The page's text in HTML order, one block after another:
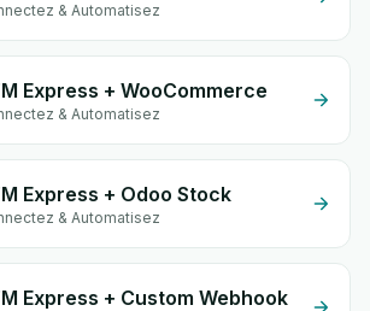
& Automatisez
Express + WooCommerce
& Automatisez
Express + Odoo Stock
& Automatisez
Express + Custom Webhook